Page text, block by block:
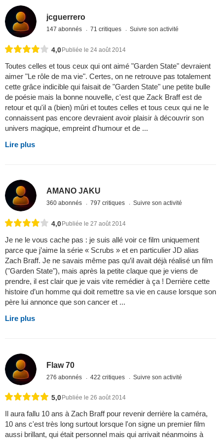
jcguerrero
147 abonnés 71 critiques Suivre son activité
4,0Publiée le 24 août 2014
Toutes celles et tous ceux qui ont aimé "Garden State" devraient
aimer "Le rôle de ma vie". Certes, on ne retrouve pas totalement
cette grâce indicible qui faisait de "Garden State" une petite bulle
de poésie mais la bonne nouvelle, c'est que Zack Braff est de
retour et qu'il a (bien) mûri et toutes celles et tous ceux qui ne le
connaissent pas encore devraient avoir plaisir à découvrir son
univers magique, empreint d'humour et de ...
Lire plus
AMANO JAKU
360 abonnés 797 critiques Suivre son activité
4,0 Publiée le 27 août 2014
Je ne le vous cache pas : je suis allé voir ce film uniquement
parce que j’aime la série « Scrubs » et en particulier JD alias
Zach Braff. Je ne savais même pas qu’il avait déjà réalisé un film
("Garden State"), mais après la petite claque que je viens de
prendre, il est clair que je vais vite remédier à ça ! Derrière cette
histoire d’un homme qui doit remettre sa vie en cause lorsque son
père lui annonce que son cancer et ...
Lire plus
Flaw 70
276 abonnés 422 critiques Suivre son activité
5,0 Publiée le 26 août 2014
Il aura fallu 10 ans à Zach Braff pour revenir derrière la caméra,
10 ans c'est très long surtout lorsque l'on signe un premier film
aussi brillant, qui était personnel mais qui arrivait néanmoins à